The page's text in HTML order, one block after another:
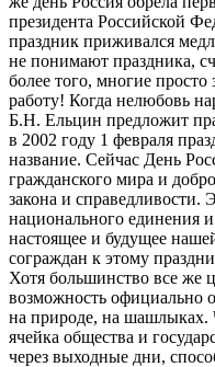
президента Российской
праздник приживался
не понимают праздника,
более того, многие
работу! Когда нелюбовь
Б.Н. Ельцин предложит
в 2002 году 1 февраля
название. Сейчас День
гражданского мира и
закона и
национального единения
настоящее и будущее
сограждан к этому
Хотя большинство все же
возможность официально
на природе, на шашлыках.
ячейка общества и
через выходные дни,